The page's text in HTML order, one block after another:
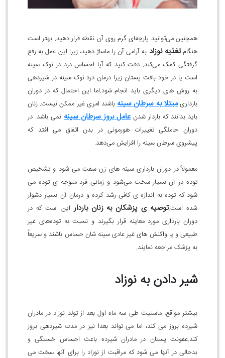
همچنین می‌توانید پارچه‌ای گرم روی آن نقطه قرار دهید. بهتر است
هنگامتغذیه نوزاد به آرامی آن را ماساژ دهید، زیرا این عمل به رفع
گرفتگی کمک می‌کند. دقت کنید که آیا احساس درد در نوک سینه
است یا در خود بافت پستان زیرا درمان درد نوک سینه در شیردهی
به روش های دیگری باید انجام شود.اما این احتمال که در دوران
بارداریمبتلا به سرطان سینهباشند امری غیر ممکن نیست. زنان
باید بدانند که باردار شدن عامل بروز سرطان سینه نمی باشد. در
دوران حاملگی تغییرات هورمونی در بدن اتفاق می افتد که
پیشروی سرطان سینه را افزایش می‌دهد.
معمولاً در دوران بارداری سینه های زن سفت می شود و تشخیص
توده در آن بسیار سخت می‌شود و زمانی فرد متوجه ی توده می
شود که توده به اندازه ی کافی رشد کرده و درمان آن بسیار دشوار
شده است.توصیه ی پزشکان به زنان باردار این است که در
دوران بارداری مورد معاینه قرار بگیرند و نسبت به توده‌های غیر
طبیعی و یا واکنش های غیر عادی سینه شان حساس باشند و سریعاً
به پزشک مراجعه نمایند.
شیر دادن به نوزاد
بیشتر مواقع، ماستیت طی سه ماه اول بعد از تولد نوزاد در مادران
شیرده بروز می کند، اما می تواند بعدا نیز در مدت شیردهی بروز
کند.عفونت پستان در مادران شیرده باعث احساس خستگی و
بدحالی در آنها می شود که مراقبت از نوزاد را برای آنها سخت می